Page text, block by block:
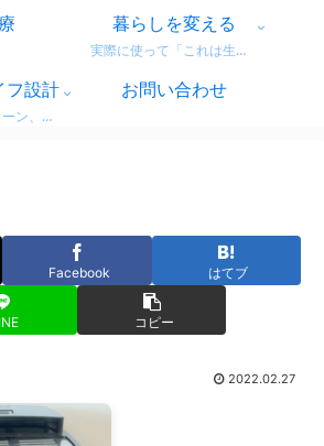
暮らしを変える
実際に使って「これは生活が変わった！」と感じた商品・サービスのレビューをまとめています。 デロンギのコーヒーマシンやドラム式洗濯機など、日常がちょっと豊かになるリアルな使用感をお届け。 迷っている方の参考になればうれしいです。
フ設計
家計管理、住宅ローン、保険、ふるさと納税など、暮らしのお金にまつわる情報をわかりやすく解説。 無理せず・不安なく、将来に備えるためのヒントをまとめています。 どれも実体験をベースに、生活者目線で書いています。
お問い合わせ
Facebook はてブ
コピー
2022.02.27